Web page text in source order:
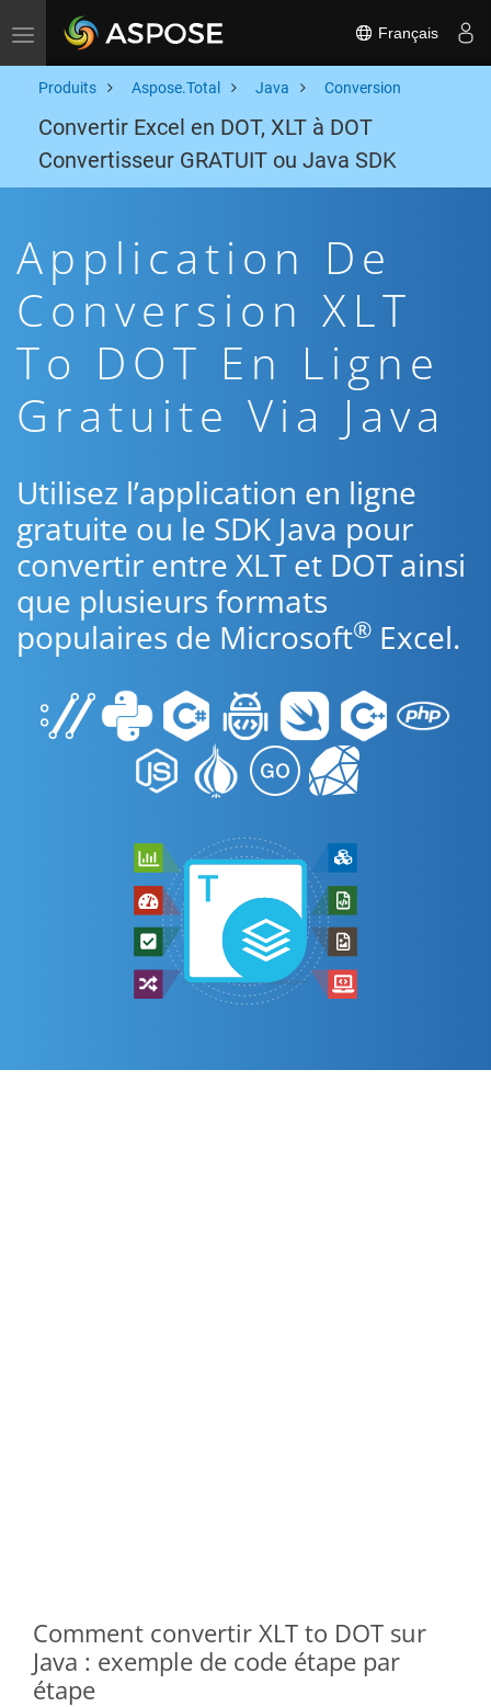
Toggle navigation Français
Produits Aspose.Total Java Conversion
Convertir Excel en DOT, XLT à DOT
Convertisseur GRATUIT ou Java SDK
Application De
Conversion XLT
To DOT En Ligne
Gratuite Via Java
Utilisez l’application en ligne
gratuite ou le SDK Java pour
convertir entre XLT et DOT ainsi
que plusieurs formats
populaires de Microsoft® Excel.
Comment convertir XLT to DOT sur
Java : exemple de code étape par
étape